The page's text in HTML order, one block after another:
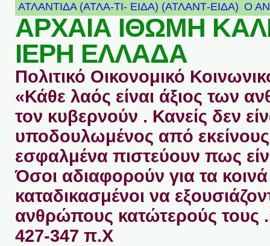
ΑΤΛΑΝΤΊΔΑ (ΑΤΛΑ-ΤΙ- ΕΙΔΑ) (ΑΤΛΑΝΤ-ΕΙΔΑ) Ο
ΑΡΧΑΙΑ ΙΘΩΜΗ
ΙΕΡΗ ΕΛΛΑΔΑ
Πολιτικό Οικονομικό
«Κάθε λαός είναι άξιος των
τον κυβερνούν . Κανείς δεν
υποδουλωμένος από
εσφαλμένα πιστεύουν πως
Όσοι αδιαφορούν για τα κοινά
καταδικασμένοι να
ανθρώπους κατώτερούς τους
427-347 π.Χ